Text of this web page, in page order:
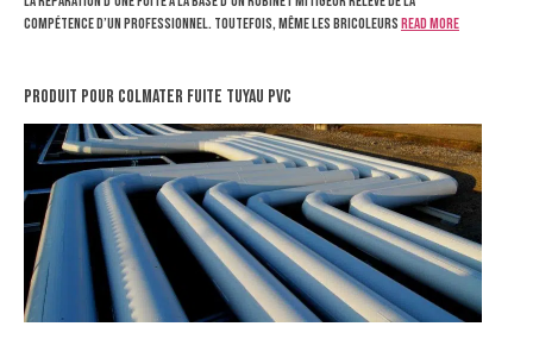
compétence d’un professionnel. Toutefois, même les bricoleursRead more
produit pour colmater fuite tuyau pvc